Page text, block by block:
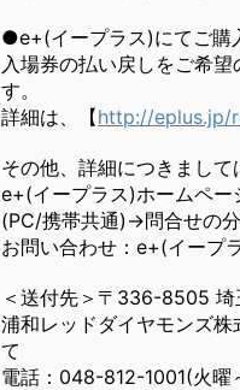
●e+(イープラス)にてご購
入場券の払い戻しをご希
す。
詳細は、【http://eplus.jp/
その他、詳細につきまして
e+(イープラス)ホームペ
(PC/携帯共通)→問合せの
お問い合わせ：e+(イープ
＜送付先＞〒336-8505
浦和レッドダイヤモンズ
て
電話：048-812-1001(火曜